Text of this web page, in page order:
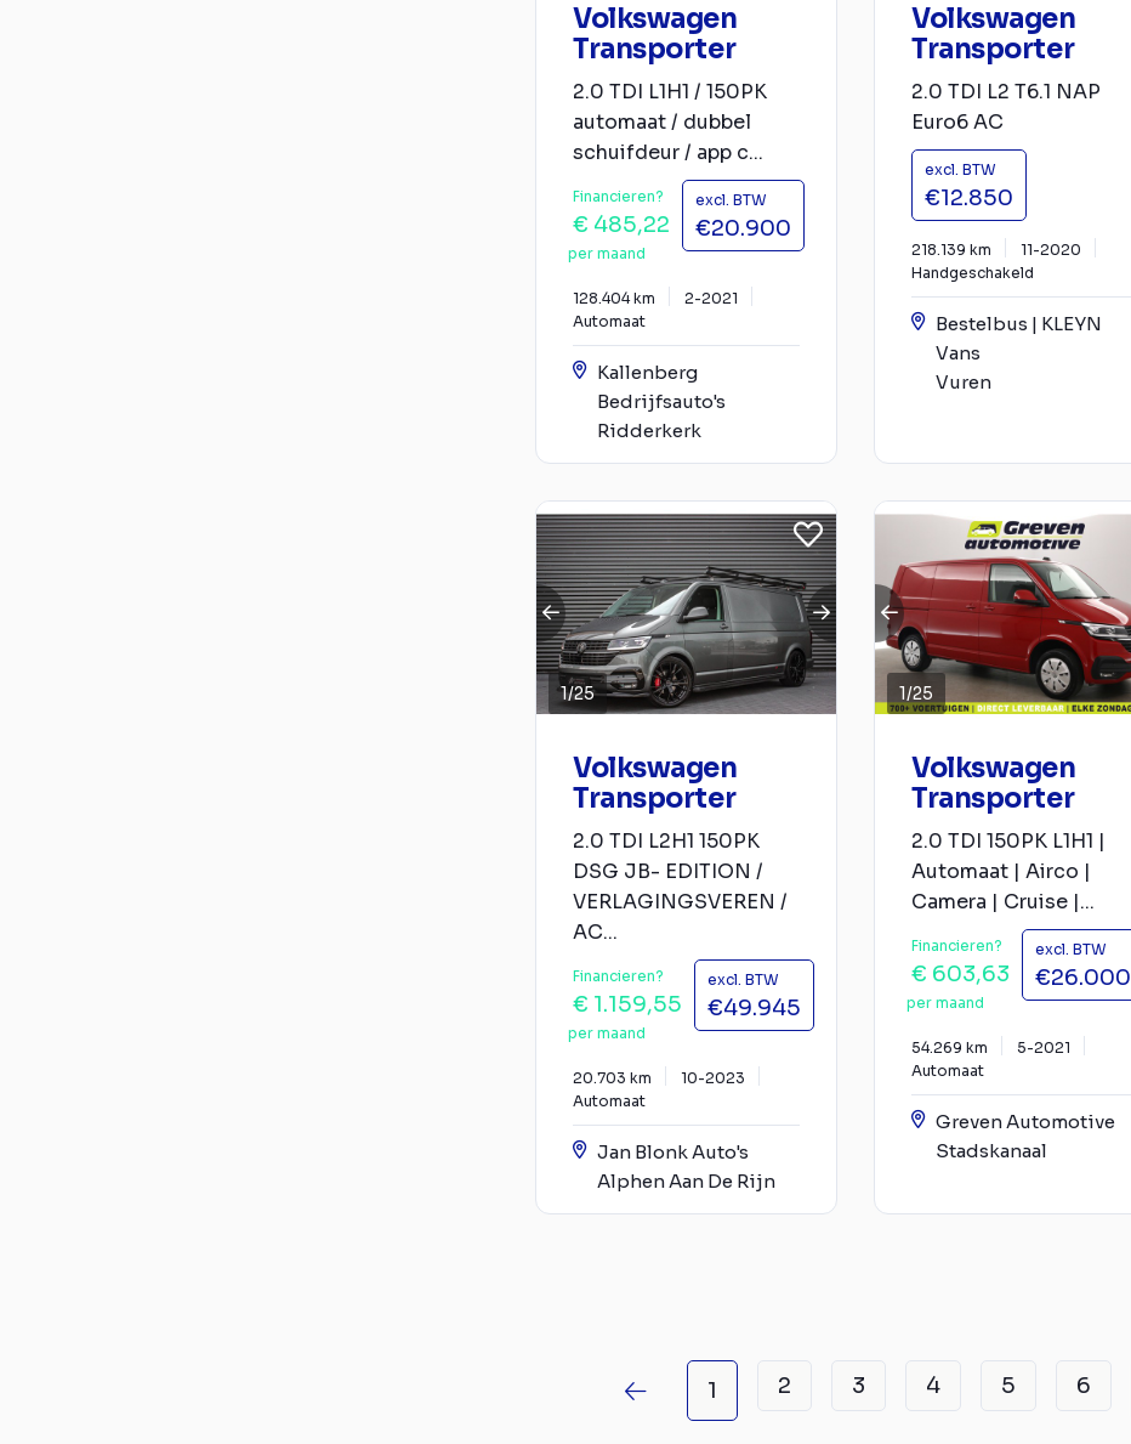
Volkswagen
Transporter
2.0 TDI L1H1 / 150PK
automaat / dubbel
schuifdeur / app c...
Financieren?
€ 485,22
per maand
excl. BTW
€20.900
128.404 km
2-2021
Automaat
Kallenberg
Bedrijfsauto's
Ridderkerk
Volkswagen
Transporter
2.0 TDI L2 T6.1 NAP
Euro6 AC
excl. BTW
€12.850
218.139 km
11-2020
Handgeschakeld
Bestelbus | KLEYN
Vans
Vuren
1/25
Volkswagen
Transporter
2.0 TDI L2H1 150PK
DSG JB- EDITION /
VERLAGINGSVEREN /
AC...
Financieren?
€ 1.159,55
per maand
excl. BTW
€49.945
20.703 km
10-2023
Automaat
Jan Blonk Auto's
Alphen Aan De Rijn
1/25
Volkswagen
Transporter
2.0 TDI 150PK L1H1 |
Automaat | Airco |
Camera | Cruise |...
Financieren?
€ 603,63
per maand
excl. BTW
€26.000
54.269 km
5-2021
Automaat
Greven Automotive
Stadskanaal
1 2 3 4 5 6